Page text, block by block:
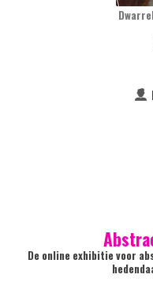
De online exhibitie voor